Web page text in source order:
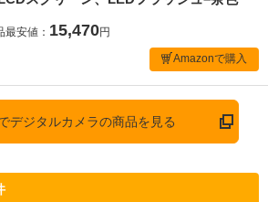
最安値： 15,470円
Amazonで購入
デジタルカメラの商品を見る